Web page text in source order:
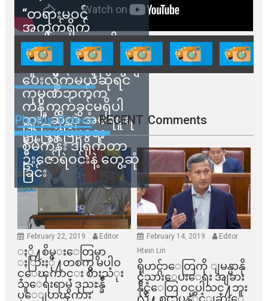
“တရားမဝင်
အကွက်ရိုက်
ရောင်းချမှုတွေကို
သက်ဆိုင်ရာတာဝန်ရှိ
သူတွေက ဂရန်တွေချ
ပေးလိုက်မယ်ဆိုရင်
ကုမ္ပဏီဘက်က
ကန့်ကွက်ခွင့်မရှိပါ
ဘူး” ဆိုတဲ့ အမရပူရ
မြို့ပြဖွံ့ဖြိုးရေး
စီမံကိန်း ဒါရိုက်တာ
ဦးဇော်ရဲဝင်းနဲ့ တွေ့ဆုံ
ခြင်း
Photos Videos RECENT Comments
February 22, 2019 Editor
ႏို႔စိမ္းေတြမွာ
ႏြားႏို႔တစက္မွ မပါဝ
င္ေၾကာင္း စားသံုး
သူေရးရာမွ ဒုညႊန္ခ်ဳ
ပ္ေျပာၾကား
February 14, 2019
Editor
Htein Lin
ရိုဟင္ဂ်ာေတြကို ျမန္မာနို
င္ငံသားေပးေရး အျခား
နိုင္ငံေတြ ၀င္မပါသင္႔ဘူး
လို႔ စင္ကာပူနုိင္ငံျခားေ